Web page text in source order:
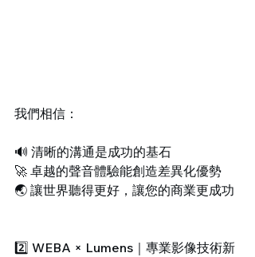
我們相信：
🔊 清晰的溝通是成功的基石
🚀 卓越的聲音體驗能創造差異化優勢
🌏 讓世界聽得更好，讓您的商業更成功
2️⃣ WEBA × Lumens｜專業影像技術新